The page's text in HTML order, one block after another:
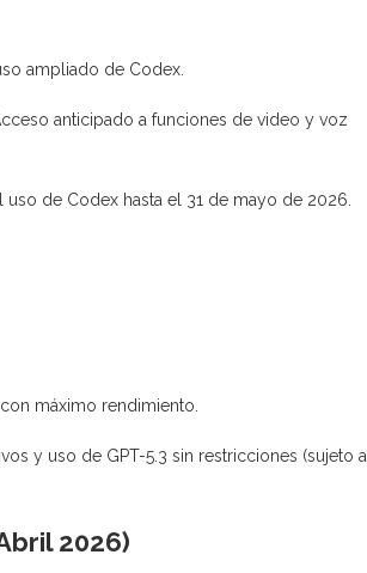
ampliado de Codex.
anticipado a funciones de video y voz
uso de Codex hasta el 31 de mayo de 2026.
máximo rendimiento.
y uso de GPT-5.3 sin restricciones (sujeto a
2026)